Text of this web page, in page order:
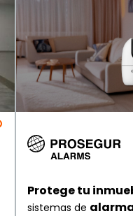
Protege tu
sistemas de